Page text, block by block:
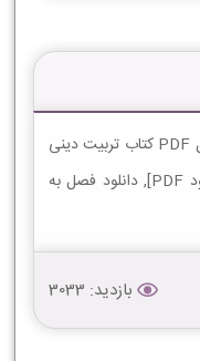
دانلود کتاب تربیت دینی هفتم دانلود فایل PDF کتاب تربیت دینی
پایه هفتم متوسطه اول 1404-1405 [دانلود PDF], دانلود فصل به
بازدید: 3033